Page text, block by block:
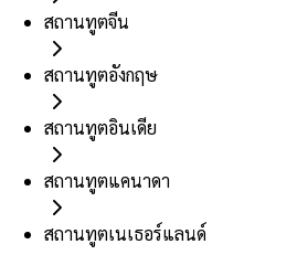
สถานทูตจีน
สถานทูตอังกฤษ
สถานทูตอินเดีย
สถานทูตแคนาดา
สถานทูตเนเธอร์แลนด์